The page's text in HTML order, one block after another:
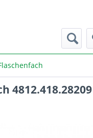
4812.418.28209